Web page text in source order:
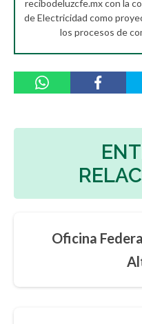
recibodeluzcfe.mx con la
de Electricidad como
los procesos de
Oficina